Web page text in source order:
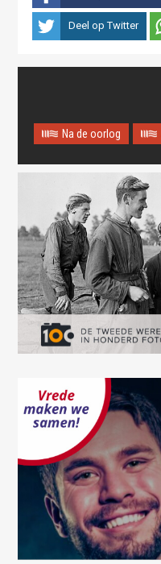
Deel op Twitter
Na de oorlog